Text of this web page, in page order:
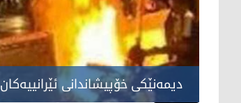
دیمه‌نێكی خۆپیشاندانی ئێرانییه‌كان